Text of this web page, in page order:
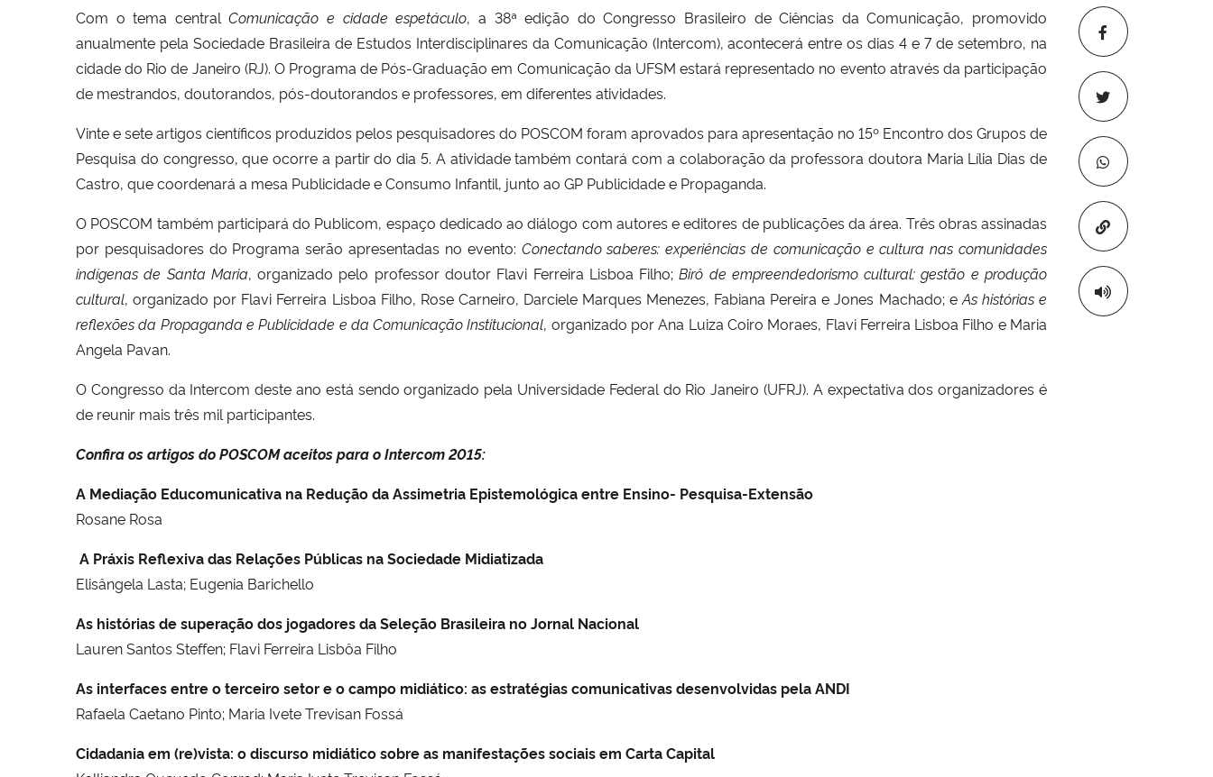
Copiar para
Com o tema centralComunicação e cidade espetáculo, a 38ª edição do Congresso Brasileiro de Ciências da Comunicação, promovido
anualmente pela Sociedade Brasileira de Estudos Interdisciplinares da Comunicação (Intercom), acontecerá entre os dias 4 e 7 de setembro, na
cidade do Rio de Janeiro (RJ). O Programa de Pós-Graduação em Comunicação da UFSM estará representado no evento através da participação
de mestrandos, doutorandos, pós-doutorandos e professores, em diferentes atividades.
Vinte e sete artigos científicos produzidos pelos pesquisadores do POSCOM foram aprovados para apresentação no 15º Encontro dos Grupos de
Pesquisa do congresso, que ocorre a partir do dia 5. A atividade também contará com a colaboração da professora doutora Maria Lília Dias de
Castro, que coordenará a mesa Publicidade e Consumo Infantil, junto ao GP Publicidade e Propaganda.
O POSCOM também participará do Publicom, espaço dedicado ao diálogo com autores e editores de publicações da área. Três obras assinadas
por pesquisadores do Programa serão apresentadas no evento: Conectando saberes: experiências de comunicação e cultura nas comunidades
indígenas de Santa Maria, organizado pelo professor doutor Flavi Ferreira Lisboa Filho;Birô de empreendedorismo cultural: gestão e produção
cultural, organizado por Flavi Ferreira Lisboa Filho, Rose Carneiro, Darciele Marques Menezes, Fabiana Pereira e Jones Machado; e As histórias e
reflexões da Propaganda e Publicidade e da Comunicação Institucional, organizado por Ana Luiza Coiro Moraes, Flavi Ferreira Lisboa Filho e Maria
Angela Pavan.
O Congresso da Intercom deste ano está sendo organizado pela Universidade Federal do Rio Janeiro (UFRJ). A expectativa dos organizadores é
de reunir mais três mil participantes.
Confira os artigos do POSCOM aceitos para o Intercom 2015:
A Mediação Educomunicativa na Redução da Assimetria Epistemológica entre Ensino- Pesquisa-Extensão
Rosane Rosa
A Práxis Reflexiva das Relações Públicas na Sociedade Midiatizada
Elisângela Lasta; Eugenia Barichello
As histórias de superação dos jogadores da Seleção Brasileira no Jornal Nacional
Lauren Santos Steffen; Flavi Ferreira Lisbôa Filho
As interfaces entre o terceiro setor e o campo midiático: as estratégias comunicativas desenvolvidas pela ANDI
Rafaela Caetano Pinto; Maria Ivete Trevisan Fossá
Cidadania em (re)vista: o discurso midiático sobre as manifestações sociais em Carta Capital